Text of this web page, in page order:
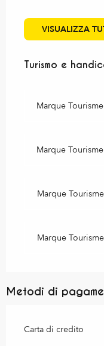
VISUALIZZA
Turismo e
Turismo e
Marque
Marque
Marque
Marque
Metodi di
Carta di credito